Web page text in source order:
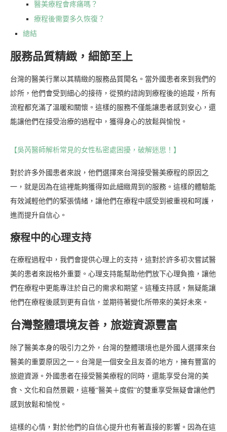
醫美療程會疼痛嗎？
療程後需要多久恢復？
總結
服務品質精緻，細節至上
台灣的醫美行業以其精緻的服務品質聞名。當外國患者來到我們的
診所，他們會受到細心的接待，從預約諮詢到療程後的追蹤，所有
流程都充滿了溫暖和關懷。這樣的服務不僅能讓患者感到安心，還
能讓他們在接受治療的過程中，獲得身心的放鬆與愉悅。
【吳芮醫師解析常見的女性私密處困擾，破解迷思！】
對於許多外國患者來說，他們選擇來台灣接受醫美療程的原因之
一，就是因為在這裡能夠獲得如此細緻周到的服務。這樣的體驗能
有效減輕他們的緊張情緒，讓他們在療程中感受到被重視和呵護，
進而提升自信心。
療程中的心理支持
在療程過程中，我們會提供心理上的支持，這對於許多初次嘗試醫
美的患者來說格外重要。心理支持能幫助他們放下心理負擔，讓他
們在療程中更能專注於自己的需求和期望。這種支持感，無疑能讓
他們在療程後感到更有自信，並期待著變化所帶來的美好未來。
台灣整體環境友善，旅遊資源豐富
除了醫美本身的吸引力之外，台灣的整體環境也是外國人選擇來台
醫美的重要原因之一。台灣是一個安全且友善的地方，擁有豐富的
旅遊資源。外國患者在接受醫美療程的同時，還能享受台灣的美
食、文化和自然景觀，這種“醫美＋度假”的雙重享受無疑會讓他們
感到放鬆和愉悅。
這樣的心情，對於他們的自信心提升也有著直接的影響。因為在這